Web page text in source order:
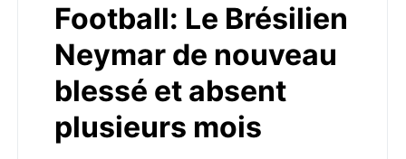
Football: Le Brésilien
Neymar de nouveau
blessé et absent
plusieurs mois